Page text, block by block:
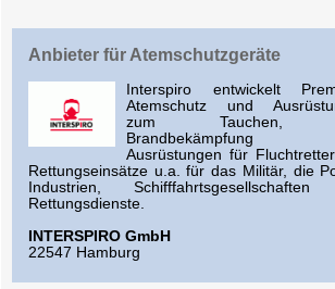
Anbieter für Atemschutzgeräte
Interspiro entwickelt
Atemschutz und
zum Tauchen,
Brandbekämpfung
Ausrüstungen für
Rettungseinsätze u.a. für das Militär, die
Industrien, Schifffahrtsgesellschaften
Rettungsdienste.
INTERSPIRO GmbH
22547 Hamburg